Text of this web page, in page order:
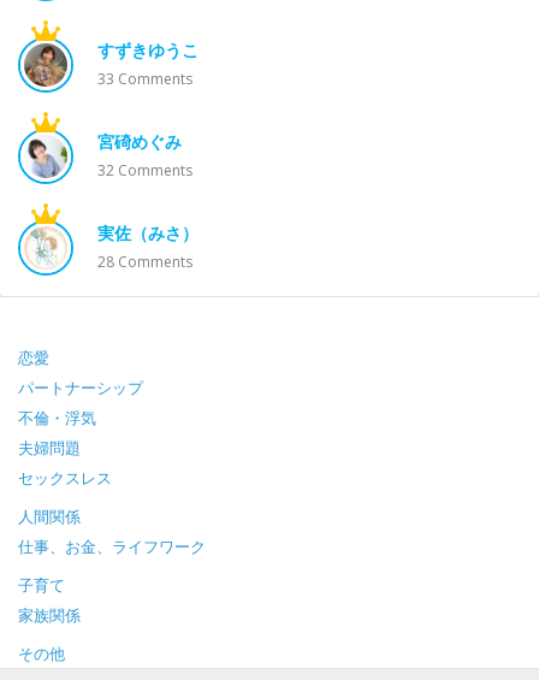
すずきゆうこ
33 Comments
宮碕めぐみ
32 Comments
実佐（みさ）
28 Comments
Footer
恋愛
パートナーシップ
不倫・浮気
夫婦問題
セックスレス
人間関係
仕事、お金、ライフワーク
子育て
家族関係
その他